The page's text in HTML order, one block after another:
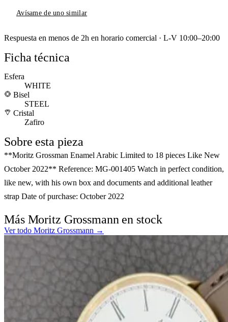
Avísame de uno similar
Respuesta en menos de 2h en horario comercial · L-V 10:00–20:00
Ficha técnica
Esfera
WHITE
Bisel
STEEL
Cristal
Zafiro
Sobre esta pieza
**Moritz Grossman Enamel Arabic Limited to 18 pieces Like New
October 2022** Reference: MG-001405 Watch in perfect condition,
like new, with his own box and documents and additional leather
strap Date of purchase: October 2022
Más Moritz Grossmann en stock
Ver todo Moritz Grossmann →